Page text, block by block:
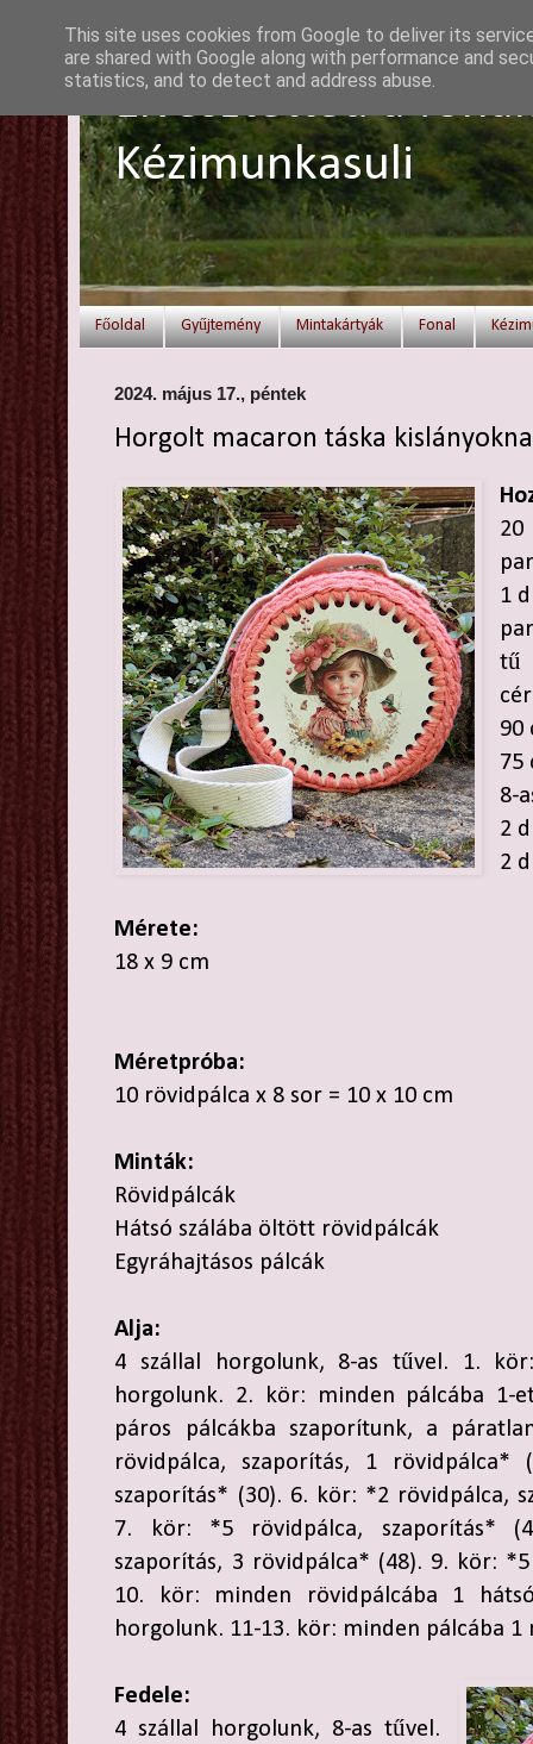
Elvesztetted a
Kézimunkasuli
Főoldal Gyűjtemény Mintakártyák Fonal
2024. május 17., péntek
Horgolt macaron táska
1
tű
90
75
8-
2
2
Mérete:
18 x 9 cm
Méretpróba:
10 rövidpálca x 8 sor = 10 x 10 cm
Minták:
Rövidpálcák
Hátsó szálába öltött rövidpálcák
Egyráhajtásos pálcák
Alja:
4 szállal horgolunk, 8-as tűvel. 1.
horgolunk. 2. kör: minden pálcába 1-
páros pálcákba szaporítunk, a
rövidpálca, szaporítás, 1
szaporítás* (30). 6. kör: *2 rövidpálca,
7. kör: *5 rövidpálca, szaporítás*
szaporítás, 3 rövidpálca* (48). 9. kör:
10. kör: minden rövidpálcába 1
horgolunk. 11-13. kör: minden pálcába 1
Fedele:
4 szállal horgolunk, 8-as tűvel.
This site uses cookies from Google to deliver its
are shared with Google along with performance and
statistics, and to detect and address abuse.